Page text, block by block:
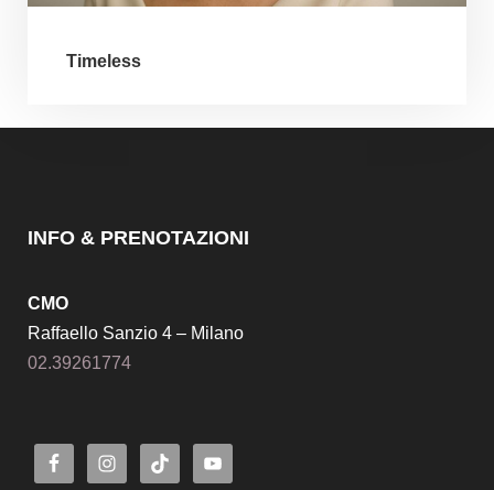
Timeless
INFO & PRENOTAZIONI
CMO
Raffaello Sanzio 4 – Milano
02.39261774